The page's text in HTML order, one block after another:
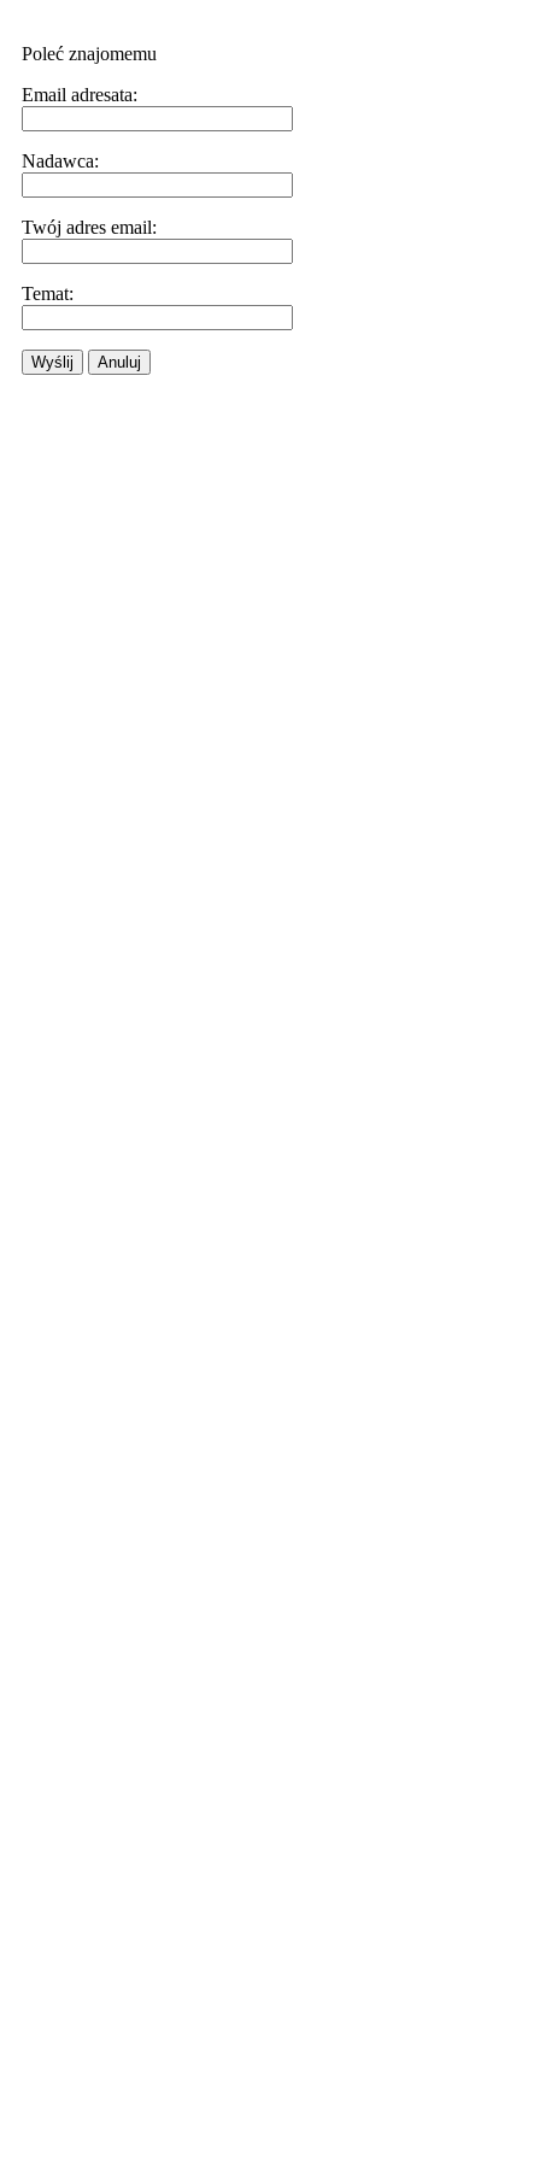
Poleć znajomemu
Email adresata:
Nadawca:
Twój adres email:
Temat:
Wyślij Anuluj